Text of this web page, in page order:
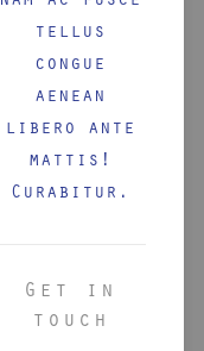
tellus
congue
aenean
libero ante
mattis!
Curabitur.
Get in
touch